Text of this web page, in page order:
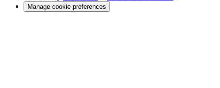
Manage cookie preferences